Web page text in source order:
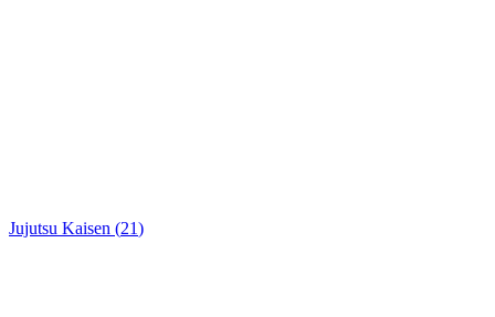
Jujutsu Kaisen (21)